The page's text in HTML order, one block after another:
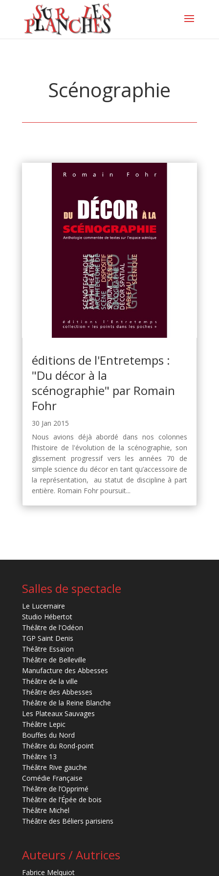
Scénographie
éditions de l'Entretemps :
"Du décor à la
scénographie" par Romain
Fohr
30 Jan 2015
Nous avions déjà abordé dans nos colonnes
l’histoire de l'évolution de la scénographie, son
glissement progressif vers les années 70 de
simple science du décor en tant qu’accessoire de
la représentation, au statut de discipline à part
entière. Romain Fohr poursuit...
Salles de spectacle
Le Lucernaire
Studio Hébertot
Théâtre de l'Odéon
TGP Saint Denis
Théâtre Essaïon
Théâtre de Belleville
Manufacture des Abbesses
Théâtre de la ville
Théâtre des Abbesses
Théâtre de la Reine Blanche
Les Plateaux Sauvages
Théâtre Lepic
Bouffes du Nord
Théâtre du Rond-point
Théâtre 13
Théâtre Rive gauche
Comédie Française
Théâtre de l’Opprimé
Théâtre de l’Épée de bois
Théâtre Michel
Théâtre des Béliers parisiens
Auteurs / Autrices
Fabrice Melquiot